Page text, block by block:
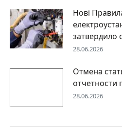
Нові
затвердило
28.06.2026
Отмена
отчетности
28.06.2026